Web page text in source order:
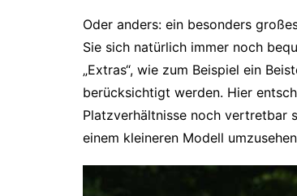
Oder anders: ein besonders
Sie sich natürlich immer noch
„Extras“, wie zum Beispiel ein
berücksichtigt werden. Hier
Platzverhältnisse noch vertretbar
einem kleineren Modell